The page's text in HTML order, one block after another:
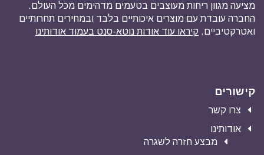
מציעה מגוון ריחות מעוצבים בטעמים מדהימים מכל העולם.
החברה עובדת עם מוצרים איכותיים בלבד ובמחירים תחרותיים
ואטרקטיביים. קיראו עוד אודות נוטא-סנט בעמוד אודותינו
קישורים
צרו קשר
אודותינו
מבצע חזרה לשגרה